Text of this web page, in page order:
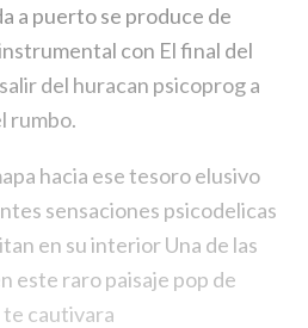
a puerto se produce de
con El final del
del huracan psicoprog a
rumbo.
hacia ese tesoro elusivo
sensaciones psicodelicas
en su interior Una de las
este raro paisaje pop de
te cautivara